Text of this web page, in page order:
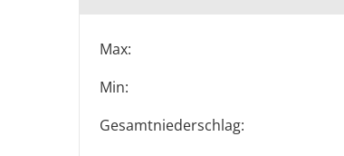
Max:
Min:
Gesamtniederschlag: